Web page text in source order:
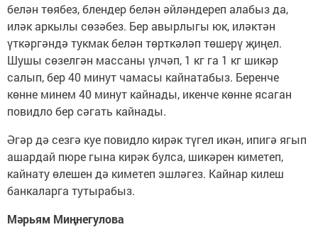
белән төябез, блендер белән әйләндереп алабыз да,
иләк аркылы сөзәбез. Бер авырлыгы юк, иләктән
үткәргәндә тукмак белән төрткәләп төшерү җиңел.
Шушы сөзелгән массаны үлчәп, 1 кг га 1 кг шикәр
салып, бер 40 минут чамасы кайнатабыз. Беренче
көнне минем 40 минут кайнады, икенче көнне ясаган
повидло бер сәгать кайнады.
Әгәр дә сезгә куе повидло кирәк түгел икән, ипигә ягып
ашардай пюре гына кирәк булса, шикәрен киметеп,
кайнату өлешен дә киметеп эшләгез. Кайнар килеш
банкаларга тутырабыз.
Мәрьям Миңнегулова